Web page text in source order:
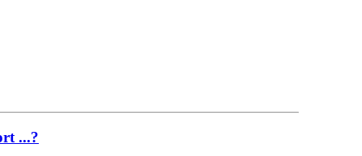
...?